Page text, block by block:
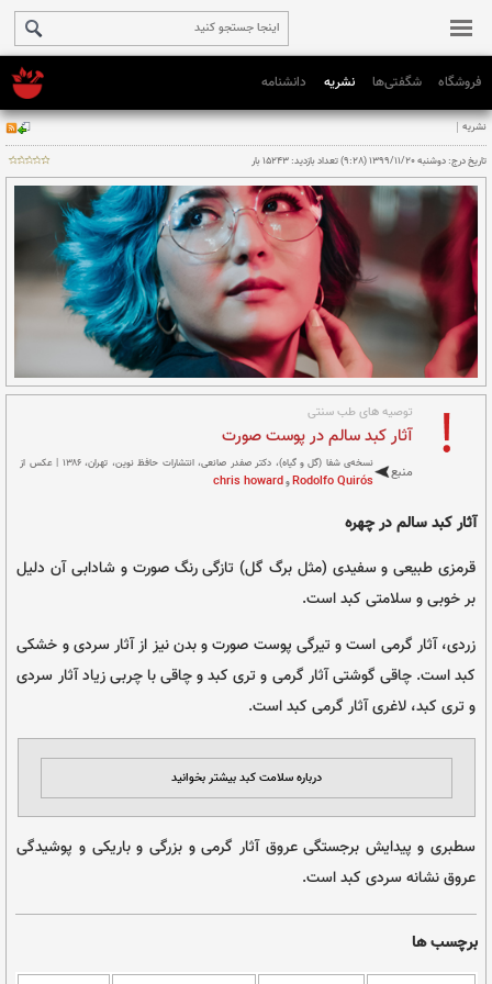
فروشگاه شگفتی‌ها نشریه دانشنامه
(گل و گیاه)، دکتر صفدر صانعی، انتشارات حافظ نوین، تهران، ۱۳۸۶ | عکس از
Rodolfoوchris howard
(مثل برگ گل) تازگی رنگ صورت و شادابی آن دلیل
است.
و تیرگی پوست صورت و بدن نیز از آثار سردی و خشکی
گرمی و تری کبد و چاقی با چربی زیاد آثار سردی